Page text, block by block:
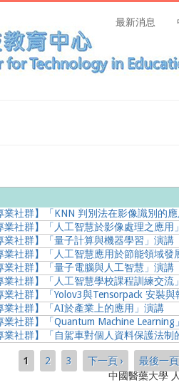
最新消息
業社群】「KNN 判別法在影像識別的
業社群】「人工智慧於影像處理之應用
業社群】「量子計算與機器學習」演講
業社群】「人工智慧應用於節能領域發
業社群】「量子電腦與人工智慧」演講
業社群】「人工智慧學校課程訓練交流
業社群】「Yolov3與Tensorpack 安裝
業社群】「AI於產業上的應用」演講
業社群】「Quantum Machine Learning
業社群】「自駕車對個人資料保護法制
1 2 3 下一頁 › 最後一
中國醫藥大學